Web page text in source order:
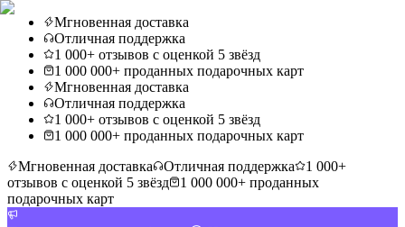
Мгновенная доставка
Отличная поддержка
1 000+ отзывов с оценкой 5 звёзд
1 000 000+ проданных подарочных карт
Мгновенная доставка
Отличная поддержка
1 000+ отзывов с оценкой 5 звёзд
1 000 000+ проданных подарочных карт
Мгновенная доставка
Отличная поддержка
1 000+
отзывов с оценкой 5 звёзд
1 000 000+ проданных
подарочных карт